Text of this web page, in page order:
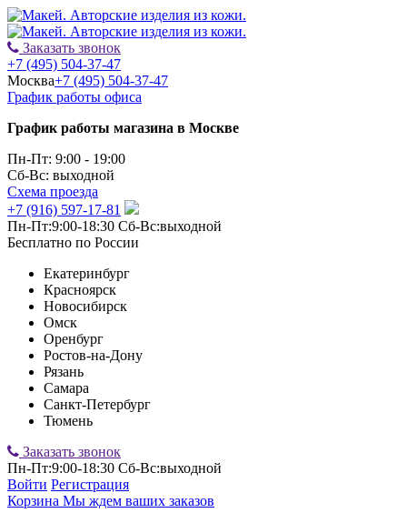
Заказать звонок
+7 (495) 504-37-47
Москва+7 (495) 504-37-47
График работы офиса
График работы магазина в Москве
Пн-Пт: 9:00 - 19:00
Сб-Вс: выходной
Схема проезда
+7 (916) 597-17-81
Пн-Пт:9:00-18:30 Сб-Вс:выходной
Бесплатно по России
Екатеринбург
Красноярск
Новосибирск
Омск
Оренбург
Ростов-на-Дону
Рязань
Самара
Санкт-Петербург
Тюмень
Заказать звонок
Пн-Пт:9:00-18:30 Сб-Вс:выходной
Войти Регистрация
Корзина Мы ждем ваших заказов